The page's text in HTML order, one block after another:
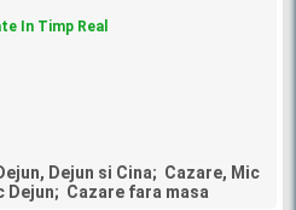
In Timp Real
Dejun si Cina; Cazare, Mic
Dejun; Cazare fara masa